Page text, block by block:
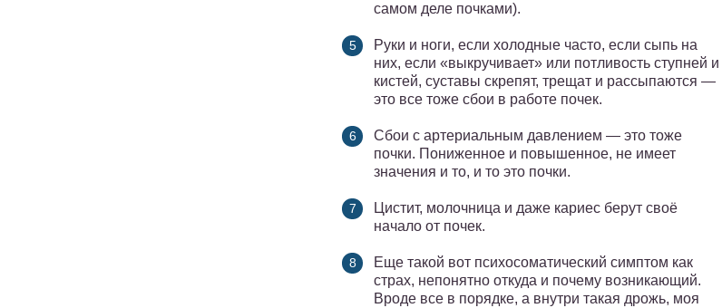
самом деле почками).
Руки и ноги, если холодные часто, если сыпь на
них, если «выкручивает» или потливость ступней и
кистей, суставы скрепят, трещат и рассыпаются —
это все тоже сбои в работе почек.
Сбои с артериальным давлением — это тоже
почки. Пониженное и повышенное, не имеет
значения и то, и то это почки.
Цистит, молочница и даже кариес берут своё
начало от почек.
Еще такой вот психосоматический симптом как
страх, непонятно откуда и почему возникающий.
Вроде все в порядке, а внутри такая дрожь, моя